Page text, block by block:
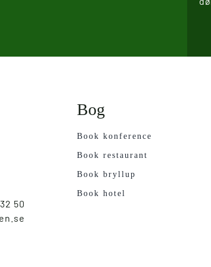
50
Bog
Book konference
Book restaurant
Book bryllup
Book hotel